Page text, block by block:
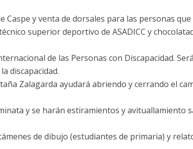
Caspe y venta de dorsales para las personas
superior deportivo de ASADICC y
de las Personas con Discapacidad.
discapacidad.
Zalagarda ayudará abriendo y cerrando el
y se harán estiramientos y avituallamiento
de dibujo (estudiantes de primaria) y